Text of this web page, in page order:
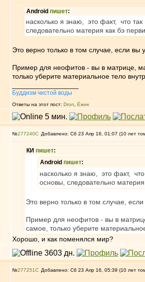
Android пишет:
насколько я знаю, это факт, что
следовательно материя как бэ
Это верно только в том случае, если
Пример для неофитов - вы в матрице,
только уберите материальное тело
Буддизм чистой воды
Ответы на этот пост: Dron Ёжик
№277240 Добавлено: Сб 23 Апр 16, 01:07 (10 лет
КИ пишет:
Android пишет:
насколько я знаю, это факт,
основы, следовательно материя
Это верно только в том случае,
Пример для неофитов - вы в
самое, только уберите
Хорошо, и как поменялся мир?
№277251 Добавлено: Сб 23 Апр 16, 05:39 (10 лет